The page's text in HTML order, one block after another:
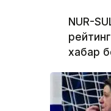
NUR-
хабар